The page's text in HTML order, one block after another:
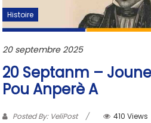
Histoire
20 septembre 2025
20 Septanm –
Pou Anperè A
Posted By: VeliPost 410 Views